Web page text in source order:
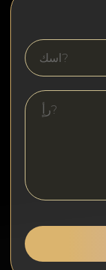
AML/
افسرٍة
FAQ
افسكغة